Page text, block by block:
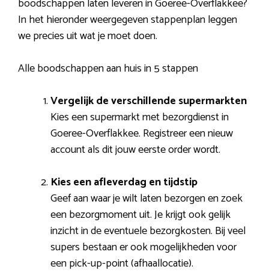
In het hieronder weergegeven stappenplan leggen
we precies uit wat je moet doen.
Alle boodschappen aan huis in 5 stappen
Vergelijk de verschillende supermarkten
Kies een supermarkt met bezorgdienst in
Goeree-Overflakkee. Registreer een nieuw
account als dit jouw eerste order wordt.
Kies een afleverdag en tijdstip
Geef aan waar je wilt laten bezorgen en zoek
een bezorgmoment uit. Je krijgt ook gelijk
inzicht in de eventuele bezorgkosten. Bij veel
supers bestaan er ook mogelijkheden voor
een pick-up-point (afhaallocatie).